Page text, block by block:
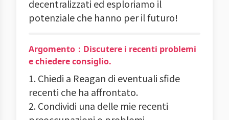
decentralizzati ed esploriamo il
potenziale che hanno per il futuro!
Argomento：Discutere i recenti problemi
e chiedere consiglio.
1. Chiedi a Reagan di eventuali sfide
recenti che ha affrontato.
2. Condividi una delle mie recenti